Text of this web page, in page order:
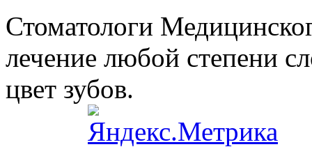
Стоматологи
лечение любой степени
цвет зубов.